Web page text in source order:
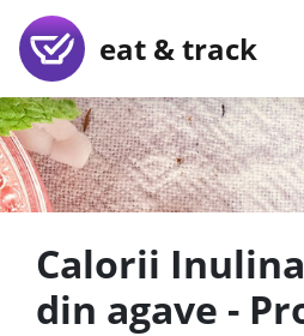
eat & track
Calorii
din agave -